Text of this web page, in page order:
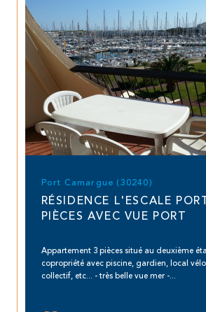
Port Camargue (30240)
RÉSIDENCE L'ESCALE
PIÈCES AVEC VUE PORT
Appartement 3 pièces situé au deuxième
copropriété avec piscine, gardien, local
collectif, etc... - très belle vue mer -...